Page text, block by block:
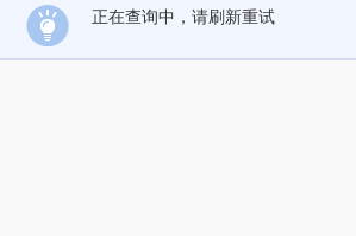
正在查询中，请刷新重试